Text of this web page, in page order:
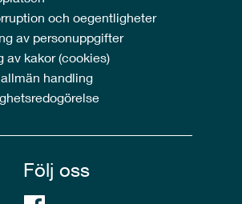
och oegentligheter
av personuppgifter
av kakor (cookies)
handling
Följ oss